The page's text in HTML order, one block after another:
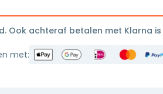
Ook achteraf betalen met Klarna is
met: